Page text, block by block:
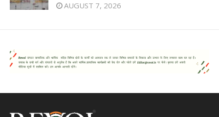
AUGUST 7, 2026